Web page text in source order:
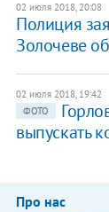
02 июля 2018, 20:08
Полиция
Золочеве
02 июля 2018, 19:42
ФОТО
выпускать
Про нас